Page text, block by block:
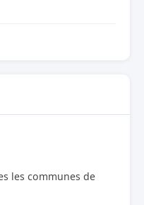
les communes de